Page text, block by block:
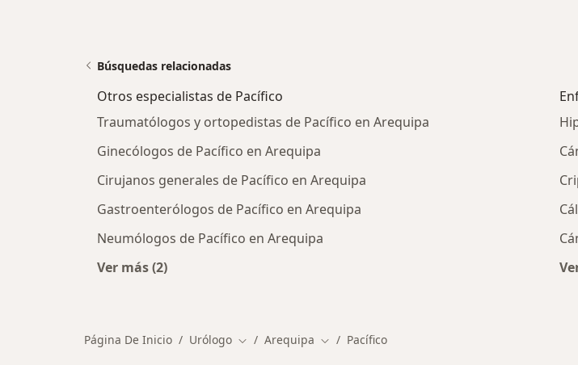
Búsquedas relacionadas
Otros especialistas de Pacífico
Traumatólogos y ortopedistas de Pacífico en Arequipa
Ginecólogos de Pacífico en Arequipa
Cirujanos generales de Pacífico en Arequipa
Gastroenterólogos de Pacífico en Arequipa
Neumólogos de Pacífico en Arequipa
Ver más (2)
Página De Inicio Urólogo Cambiar de ciudad
Arequipa Cambiar de ciudad
Pacífico